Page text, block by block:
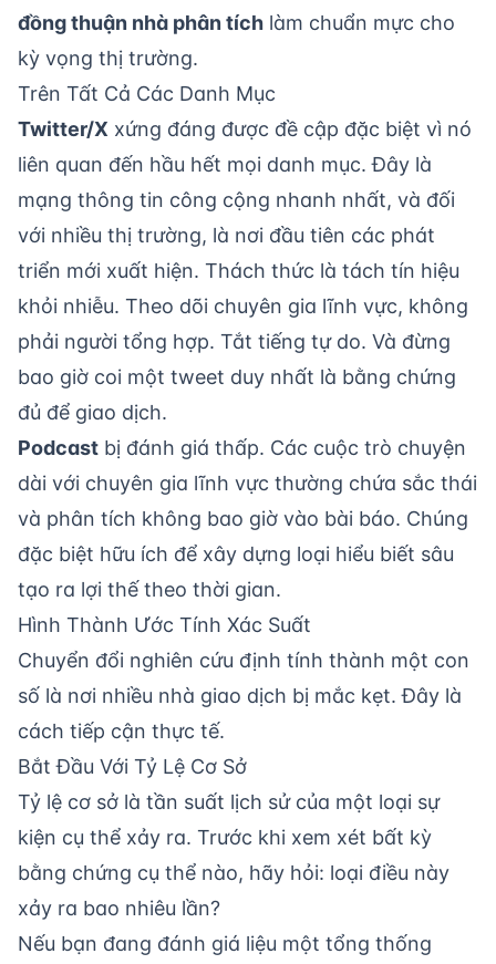
đồng thuận nhà phân tích làm chuẩn mực cho
kỳ vọng thị trường.
Trên Tất Cả Các Danh Mục
Twitter/X xứng đáng được đề cập đặc biệt vì nó
liên quan đến hầu hết mọi danh mục. Đây là
mạng thông tin công cộng nhanh nhất, và đối
với nhiều thị trường, là nơi đầu tiên các phát
triển mới xuất hiện. Thách thức là tách tín hiệu
khỏi nhiễu. Theo dõi chuyên gia lĩnh vực, không
phải người tổng hợp. Tắt tiếng tự do. Và đừng
bao giờ coi một tweet duy nhất là bằng chứng
đủ để giao dịch.
Podcast bị đánh giá thấp. Các cuộc trò chuyện
dài với chuyên gia lĩnh vực thường chứa sắc thái
và phân tích không bao giờ vào bài báo. Chúng
đặc biệt hữu ích để xây dựng loại hiểu biết sâu
tạo ra lợi thế theo thời gian.
Hình Thành Ước Tính Xác Suất
Chuyển đổi nghiên cứu định tính thành một con
số là nơi nhiều nhà giao dịch bị mắc kẹt. Đây là
cách tiếp cận thực tế.
Bắt Đầu Với Tỷ Lệ Cơ Sở
Tỷ lệ cơ sở là tần suất lịch sử của một loại sự
kiện cụ thể xảy ra. Trước khi xem xét bất kỳ
bằng chứng cụ thể nào, hãy hỏi: loại điều này
xảy ra bao nhiêu lần?
Nếu bạn đang đánh giá liệu một tổng thống